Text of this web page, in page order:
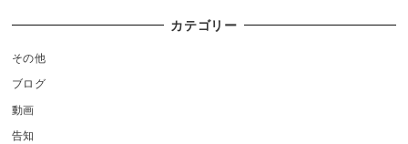
カテゴリー
その他
ブログ
動画
告知